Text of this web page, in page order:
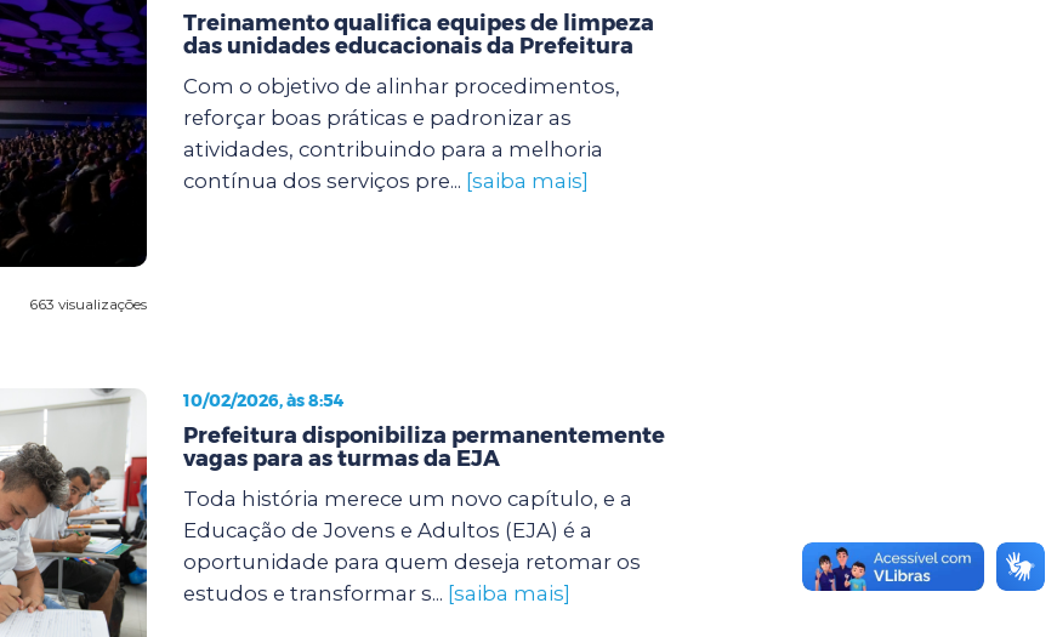
663 visualizações
Treinamento qualifica equipes de limpeza
das unidades educacionais da Prefeitura
Com o objetivo de alinhar procedimentos,
reforçar boas práticas e padronizar as
atividades, contribuindo para a melhoria
contínua dos serviços pre... [saiba mais]
10/02/2026, às 8:54
Prefeitura disponibiliza permanentemente
vagas para as turmas da EJA
Toda história merece um novo capítulo, e a
Educação de Jovens e Adultos (EJA) é a
oportunidade para quem deseja retomar os
estudos e transformar s... [saiba mais]